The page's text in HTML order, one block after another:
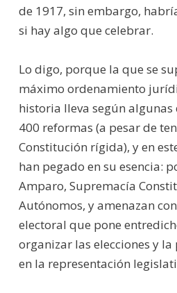
de 1917, sin embargo,
si hay algo que celebrar.
Lo digo, porque la que se
máximo ordenamiento
historia lleva según algunas
400 reformas (a pesar de
Constitución rígida), y en
han pegado en su esencia:
Amparo, Supremacía
Autónomos, y amenazan
electoral que pone
organizar las elecciones y
en la representación